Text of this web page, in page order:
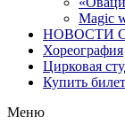
Magic
НОВОСТИ
Хореография
Цирковая
Купить
Меню